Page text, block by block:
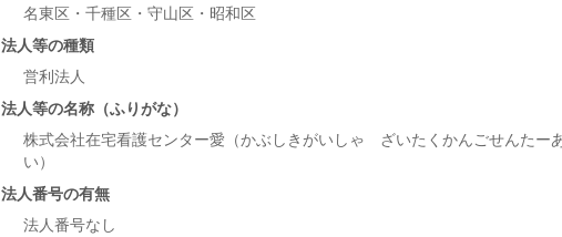
名東区・千種区・守山区・昭和区
法人等の種類
営利法人
法人等の名称（ふりがな）
株式会社在宅看護センター愛（かぶしきがいしゃ ざいたくかんごせんたー
い）
法人番号の有無
法人番号なし